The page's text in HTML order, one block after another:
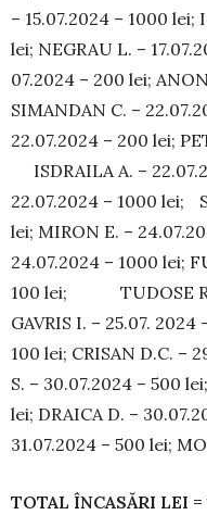
– 15.07.2024 – 1000 lei;
lei; NEGRAU L. –
07.2024 – 200 lei;
SIMANDAN C. –
22.07.2024 – 200 lei;
ISDRAILA A. –
22.07.2024 – 1000 lei;
lei; MIRON E. –
24.07.2024 – 1000 lei;
100 lei; TUDOSE
GAVRIS I. – 25.07.
100 lei; CRI­SAN D.C. –
S. – 30.07.2024 – 500
lei; DRAICA D. –
31.07.2024 – 500 lei;
TOTAL ÎNCASĂRI LEI